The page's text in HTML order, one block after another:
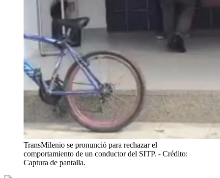
TransMilenio se pronunció para rechazar el
comportamiento de un conductor del SITP. - Crédito:
Captura de pantalla.